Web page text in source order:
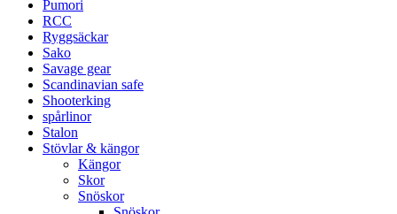
Pumori
RCC
Ryggsäckar
Sako
Savage gear
Scandinavian safe
Shooterking
spårlinor
Stalon
Stövlar & kängor
Kängor
Skor
Snöskor